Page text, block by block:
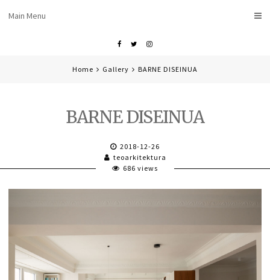
Facebook
TwitterInstagram
Main Menu
Home Gallery BARNE DISEINUA
BARNE DISEINUA
2018-12-26
teoarkitektura
686 views